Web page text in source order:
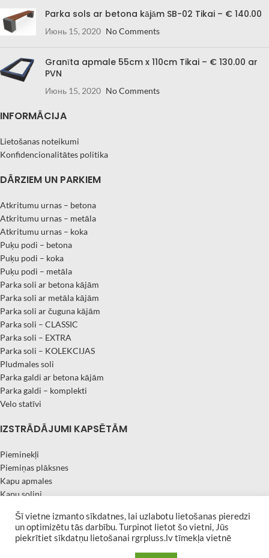
Parka sols ar betona kājām SB-02 Tikai – € 140.00
Июнь 15, 2020 No Comments
Granīta apmale 55cm x 110cm Tikai – € 130.00 ar
PVN
Июнь 15, 2020 No Comments
INFORMĀCIJA
Lietošanas noteikumi
Konfidencionalitātes politika
DĀRZIEM UN PARKIEM
Atkritumu urnas – betona
Atkritumu urnas – metāla
Atkritumu urnas – koka
Puķu podi – betona
Puķu podi – koka
Puķu podi – metāla
Parka soli ar betona kājām
Parka soli ar metāla kājām
Parka soli ar čuguna kājām
Parka soli – CLASSIC
Parka soli – EXTRA
Parka soli – KOLEKCIJAS
Pludmales soli
Parka galdi ar betona kājām
Parka galdi – komplekti
Velo statīvi
IZSTRĀDĀJUMI KAPSĒTĀM
Pieminekļi
Piemiņas plāksnes
Kapu apmales
Kapu soliņi
Granīta vāzes
RGR PLUSS 2019 All rights reserved| Developed by Afina
Šī vietne izmanto sīkdatnes, lai uzlabotu lietošanas pieredzi
un optimizētu tās darbību. Turpinot lietot šo vietni, Jūs
piekrītiet sīkdatņu lietošanai rgrpluss.lv tīmekļa vietnē